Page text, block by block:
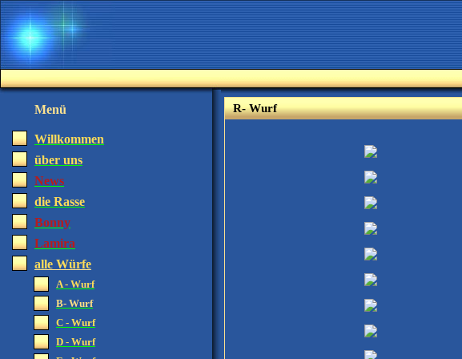
Menü
Willkommen
über uns
News
die Rasse
Bonny
Lamira
alle Würfe
A - Wurf
B- Wurf
C - Wurf
D - Wurf
R- Wurf